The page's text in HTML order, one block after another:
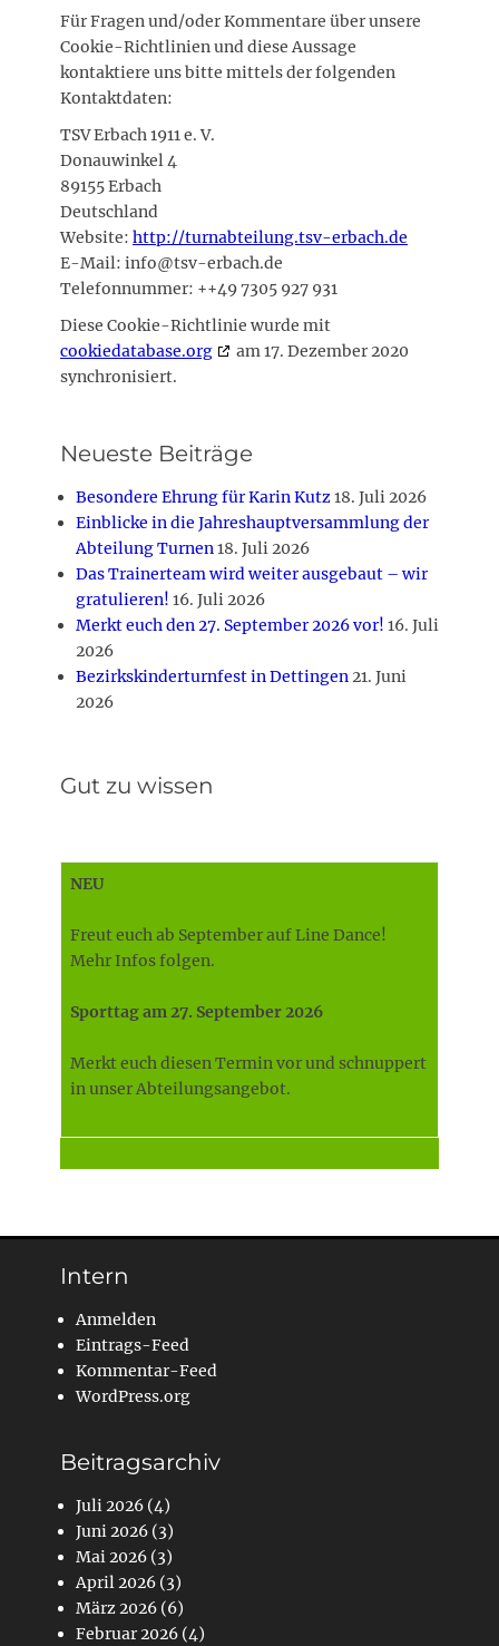
Für Fragen und/oder Kommentare über unsere
Cookie-Richtlinien und diese Aussage
kontaktiere uns bitte mittels der folgenden
Kontaktdaten:
TSV Erbach 1911 e. V.
Donauwinkel 4
89155 Erbach
Deutschland
Website: http://turnabteilung.tsv-erbach.de
E-Mail: info@tsv-erbach.de
Telefonnummer: ++49 7305 927 931
Diese Cookie-Richtlinie wurde mit
cookiedatabase.org
am 17. Dezember 2020
synchronisiert.
Neueste Beiträge
Besondere Ehrung für Karin Kutz18. Juli 2026
Einblicke in die Jahreshauptversammlung der
Abteilung Turnen18. Juli 2026
Das Trainerteam wird weiter ausgebaut – wir
gratulieren! 16. Juli 2026
Merkt euch den 27. September 2026 vor! 16. Juli
2026
Bezirkskinderturnfest in Dettingen21. Juni
2026
Gut zu wissen
NEU
Freut euch ab September auf Line Dance!
Mehr Infos folgen.
Sporttag am 27. September 2026
Merkt euch diesen Termin vor und schnuppert
in unser Abteilungsangebot.
Intern
Anmelden
Eintrags-Feed
Kommentar-Feed
WordPress.org
Beitragsarchiv
Juli 2026 (4)
Juni 2026 (3)
Mai 2026 (3)
April 2026 (3)
März 2026 (6)
Februar 2026 (4)